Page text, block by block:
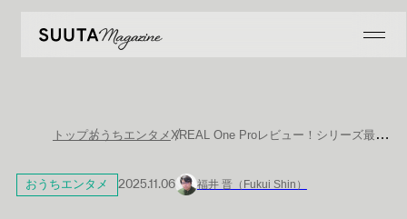
トップおうちエンタメ XREAL One Proレビュー！シリーズ最大画面＆反射減による没入感が魅力的なARグラス
おうちエンタメ 2025.11.06 福井 晋（Fukui Shin）